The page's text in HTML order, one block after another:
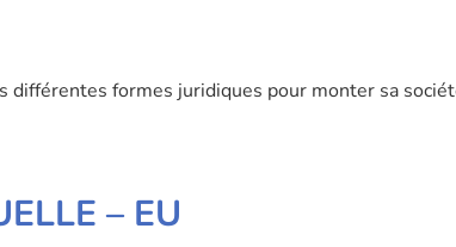
différentes formes juridiques pour monter sa
– EU